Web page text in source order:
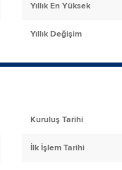
Yıllık En Yüksek
Yıllık Değişim
Kuruluş Tarihi
İlk İşlem Tarihi